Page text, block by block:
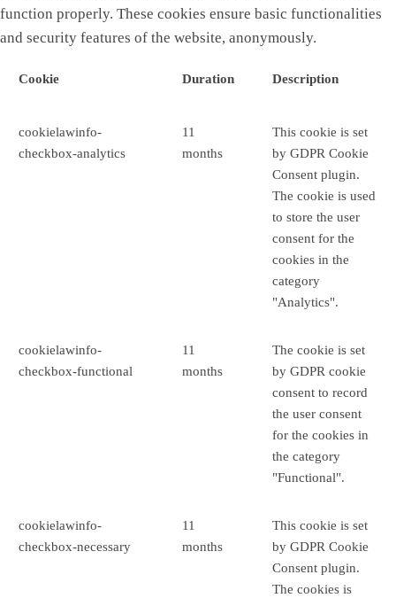
function properly. These cookies ensure basic functionalities
and security features of the website, anonymously.
Cookie Duration Description
cookielawinfo-
checkbox-analytics
11
months
This cookie is set
by GDPR Cookie
Consent plugin.
The cookie is used
to store the user
consent for the
cookies in the
category
"Analytics".
cookielawinfo-
checkbox-functional
11
months
The cookie is set
by GDPR cookie
consent to record
the user consent
for the cookies in
the category
"Functional".
cookielawinfo-
checkbox-necessary
11
months
This cookie is set
by GDPR Cookie
Consent plugin.
The cookies is